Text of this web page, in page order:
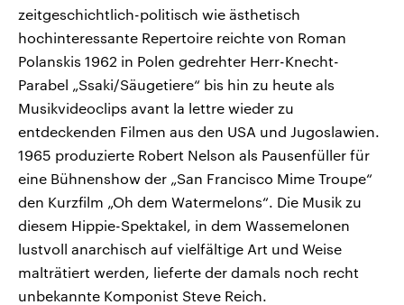
zeitgeschichtlich-politisch wie ästhetisch
hochinteressante Repertoire reichte von Roman
Polanskis 1962 in Polen gedrehter Herr-Knecht-
Parabel „Ssaki/Säugetiere“ bis hin zu heute als
Musikvideoclips avant la lettre wieder zu
entdeckenden Filmen aus den USA und Jugoslawien.
1965 produzierte Robert Nelson als Pausenfüller für
eine Bühnenshow der „San Francisco Mime Troupe“
den Kurzfilm „Oh dem Watermelons“. Die Musik zu
diesem Hippie-Spektakel, in dem Wassemelonen
lustvoll anarchisch auf vielfältige Art und Weise
malträtiert werden, lieferte der damals noch recht
unbekannte Komponist Steve Reich.